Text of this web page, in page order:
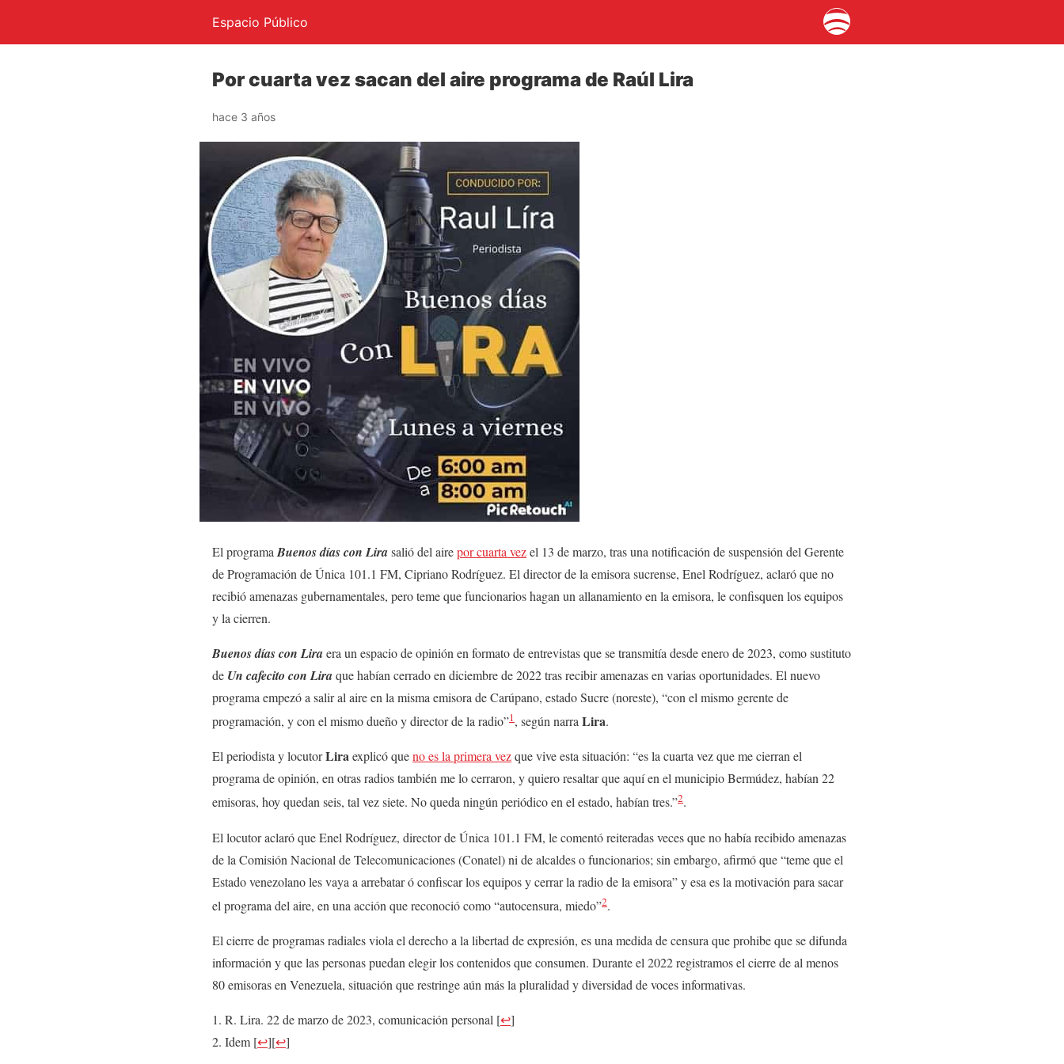
Espacio Público
Por cuarta vez sacan del aire programa de Raúl Lira
hace 3 años
El programa Buenos días con Lirasalió del airepor cuarta vezel 13 de marzo, tras una notificación de suspensión del Gerente
de Programación de Única 101.1 FM, Cipriano Rodríguez. El director de la emisora sucrense, Enel Rodríguez, aclaró que no
recibió amenazas gubernamentales, pero teme que funcionarios hagan un allanamiento en la emisora, le confisquen los equipos
y la cierren.
Buenos días con Liraera un espacio de opinión en formato de entrevistas que se transmitía desde enero de 2023, como sustituto
de Un cafecito con Liraque habían cerrado en diciembre de 2022 tras recibir amenazas en varias oportunidades. El nuevo
programa empezó a salir al aire en la misma emisora de Carúpano, estado Sucre (noreste), “con el mismo gerente de
programación, y con el mismo dueño y director de la radio”1, según narraLira.
El periodista y locutorLiraexplicó queno es la primera vezque vive esta situación: “es la cuarta vez que me cierran el
programa de opinión, en otras radios también me lo cerraron, y quiero resaltar que aquí en el municipio Bermúdez, habían 22
emisoras, hoy quedan seis, tal vez siete. No queda ningún periódico en el estado, habían tres.”2.
El locutor aclaró que Enel Rodríguez, director de Única 101.1 FM, le comentó reiteradas veces que no había recibido amenazas
de la Comisión Nacional de Telecomunicaciones (Conatel) ni de alcaldes o funcionarios; sin embargo, afirmó que “teme que el
Estado venezolano les vaya a arrebatar ó confiscar los equipos y cerrar la radio de la emisora” y esa es la motivación para sacar
el programa del aire, en una acción que reconoció como “autocensura, miedo”2.
El cierre de programas radiales viola el derecho a la libertad de expresión, es una medida de censura que prohibe que se difunda
información y que las personas puedan elegir los contenidos que consumen. Durante el 2022 registramos el cierre de al menos
80 emisoras en Venezuela, situación que restringe aún más la pluralidad y diversidad de voces informativas.
R. Lira. 22 de marzo de 2023, comunicación personal [↩]
Idem [↩][↩]